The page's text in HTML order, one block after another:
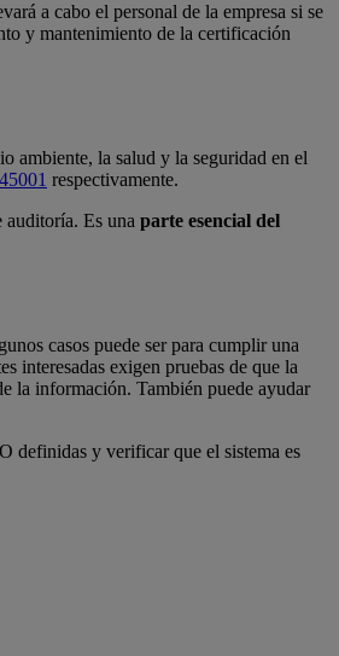
a cabo el personal de la empresa si se
y mantenimiento de la certificación
ambiente, la salud y la seguridad en el
respectivamente.
auditoría. Es una parte esencial del
casos puede ser para cumplir una
interesadas exigen pruebas de que la
la información. También puede ayudar
definidas y verificar que el sistema es